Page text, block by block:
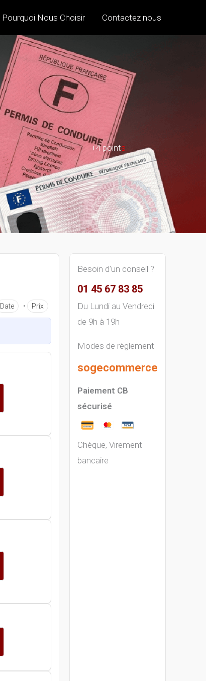
Pourquoi Nous Choisir Contactez nous
+4 points
Date • Prix
Besoin d'un conseil ?
01 45 67 83 85
Du Lundi au Vendredi
de 9h à 19h
Modes de règlement
sogecommerce
Paiement CB
sécurisé
Chèque, Virement
bancaire